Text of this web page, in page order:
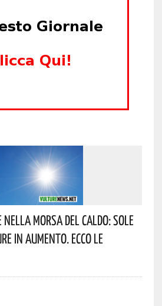
Morsa Del Caldo: Sole
In Aumento. Ecco Le